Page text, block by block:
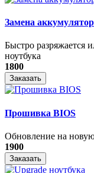
Замена
Быстро разряжается
ноутбука
1800
Заказать
Прошивка BIOS
Обновление на
1900
Заказать